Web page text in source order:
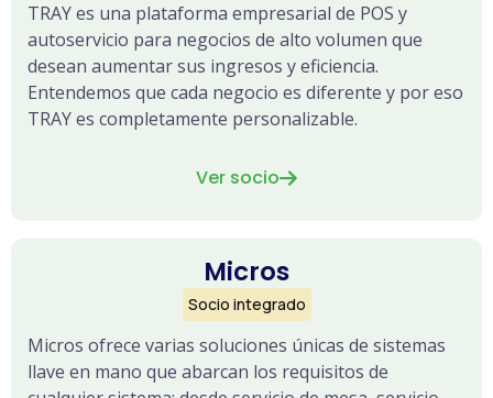
TRAY es una plataforma empresarial de POS y
autoservicio para negocios de alto volumen que
desean aumentar sus ingresos y eficiencia.
Entendemos que cada negocio es diferente y por eso
TRAY es completamente personalizable.
Ver socio
Micros
Socio integrado
Micros ofrece varias soluciones únicas de sistemas
llave en mano que abarcan los requisitos de